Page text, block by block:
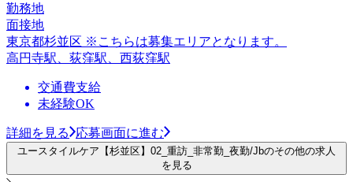
勤務地
面接地
東京都杉並区 ※こちらは募集エリアとなります。
高円寺駅、荻窪駅、西荻窪駅
交通費支給
未経験OK
詳細を見る 応募画面に進む
ユースタイルケア【杉並区】02_重訪_非常勤_夜勤/Jbのその他の求人
を見る